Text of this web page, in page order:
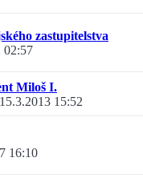
zastupitelstva
02:57
Miloš I.
15.3.2013 15:52
16:10